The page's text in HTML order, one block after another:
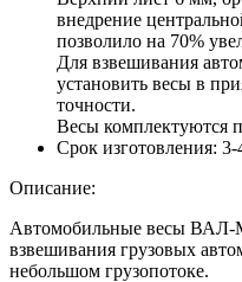
внедрение
позволило на 70%
Для взвешивания
установить весы в
точности.
Весы комплектуются
Срок изготовления: 3-
Описание:
Автомобильные весы ВАЛ-
взвешивания грузовых
небольшом грузопотоке.